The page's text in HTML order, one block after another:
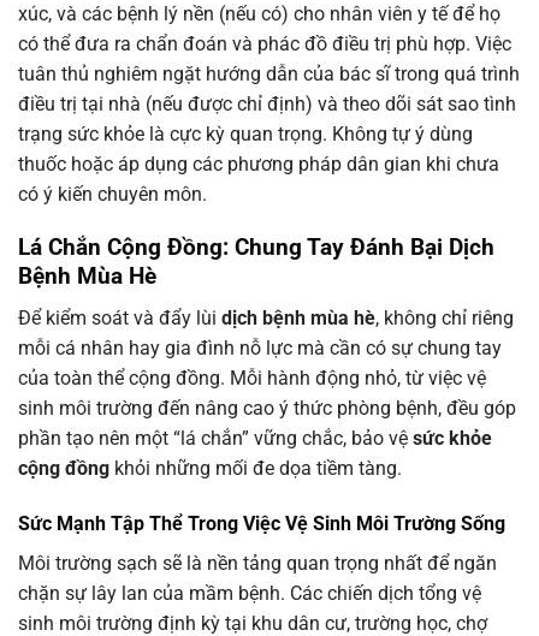
xúc, và các bệnh lý nền (nếu có) cho nhân viên y tế để họ
có thể đưa ra chẩn đoán và phác đồ điều trị phù hợp. Việc
tuân thủ nghiêm ngặt hướng dẫn của bác sĩ trong quá trình
điều trị tại nhà (nếu được chỉ định) và theo dõi sát sao tình
trạng sức khỏe là cực kỳ quan trọng. Không tự ý dùng
thuốc hoặc áp dụng các phương pháp dân gian khi chưa
có ý kiến chuyên môn.
Lá Chắn Cộng Đồng: Chung Tay Đánh Bại Dịch
Bệnh Mùa Hè
Để kiểm soát và đẩy lùi dịch bệnh mùa hè, không chỉ riêng
mỗi cá nhân hay gia đình nỗ lực mà cần có sự chung tay
của toàn thể cộng đồng. Mỗi hành động nhỏ, từ việc vệ
sinh môi trường đến nâng cao ý thức phòng bệnh, đều góp
phần tạo nên một “lá chắn” vững chắc, bảo vệ sức khỏe
cộng đồng khỏi những mối đe dọa tiềm tàng.
Sức Mạnh Tập Thể Trong Việc Vệ Sinh Môi Trường Sống
Môi trường sạch sẽ là nền tảng quan trọng nhất để ngăn
chặn sự lây lan của mầm bệnh. Các chiến dịch tổng vệ
sinh môi trường định kỳ tại khu dân cư, trường học, chợ